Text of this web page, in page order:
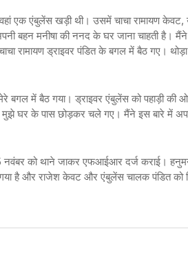
एक एंबुलेंस खड़ी थी। उसमें चाचा रामायण केवट,
बहन मनीषा की ननद के घर जाना चाहती है।
रामायण ड्राइवर पंडित के बगल में बैठ गए।
बगल में बैठ गया। ड्राइवर एंबुलेंस को पहाड़ी की
मुझे घर के पास छोड़कर चले गए। मैंने इस बारे में
को थाने जाकर एफआईआर दर्ज कराई। हनुमना
गया है और राजेश केवट और एंबुलेंस चालक पंडित को